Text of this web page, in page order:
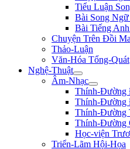
Tiểu Luận
Bài Song
Bài Tiếng
Chuyện Trên Đồi
Thảo-Luận
Văn-Hóa Tổng-Quát
Nghệ-Thuật
Âm-Nhạc
Thính-Đường
Thính-Đường
Thính-Đường
Thính-Đường
Học-viện
Triển-Lãm Hội-Họa